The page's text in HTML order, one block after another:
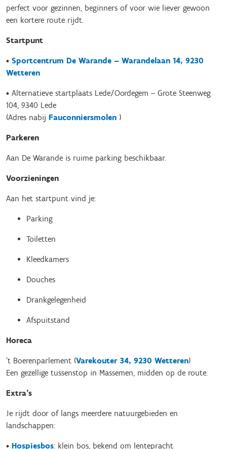
perfect voor gezinnen, beginners of voor wie liever gewoon
een kortere route rijdt.
Startpunt
• Sportcentrum De Warande – Warandelaan 14, 9230
Wetteren
• Alternatieve startplaats Lede/Oordegem – Grote Steenweg
104, 9340 Lede
(Adres nabij Fauconniersmolen )
Parkeren
Aan De Warande is ruime parking beschikbaar.
Voorzieningen
Aan het startpunt vind je:
Parking
Toiletten
Kleedkamers
Douches
Drankgelegenheid
Afspuitstand
Horeca
’t Boerenparlement (Varekouter 34, 9230 Wetteren)
Een gezellige tussenstop in Massemen, midden op de route.
Extra’s
Je rijdt door of langs meerdere natuurgebieden en
landschappen:
• Hospiesbos: klein bos, bekend om lentepracht